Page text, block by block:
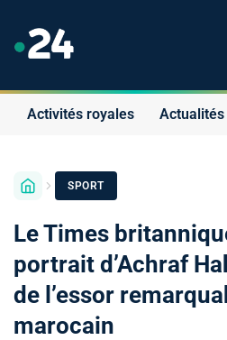
Activités royales Actualités
SPORT
Le Times
portrait d’Achraf
de l’essor
marocain